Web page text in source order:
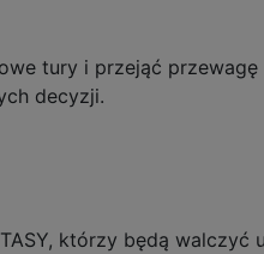
tury i przejąć przewagę
decyzji.
którzy będą walczyć u